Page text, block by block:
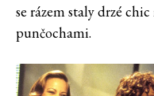
se rázem staly drzé
punčochami.